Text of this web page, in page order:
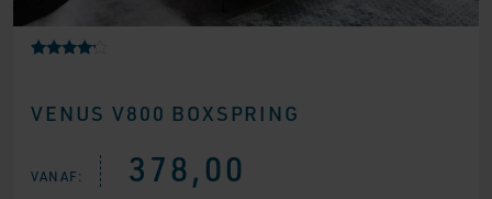
op 5
gebaseer
rdeling
VENUS V800 BOXSPRING
VANAF: 378,00